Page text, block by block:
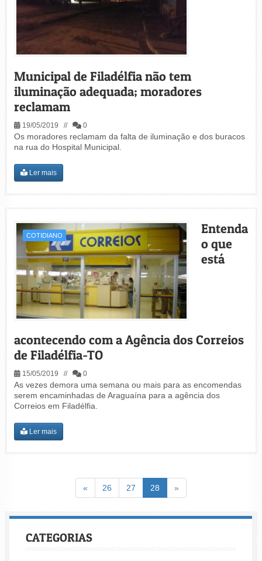
Municipal de Filadélfia não tem
iluminação adequada; moradores
reclamam
19/05/2019 // 0
Os moradores reclamam da falta de iluminação e dos buracos
na rua do Hospital Municipal.
Ler mais
COTIDIANO
Entenda
o que
está
acontecendo com a Agência dos Correios
de Filadélfia-TO
15/05/2019 // 0
As vezes demora uma semana ou mais para as encomendas
serem encaminhadas de Araguaína para a agência dos
Correios em Filadélfia.
Ler mais
« Voltar
26 27 28 (atual)
»
CATEGORIAS